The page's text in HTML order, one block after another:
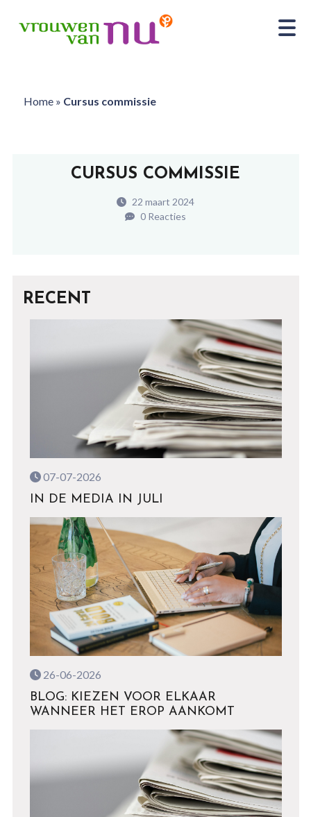
Home» Cursus commissie
CURSUS COMMISSIE
22 maart 2024
0 Reacties
RECENT
07-07-2026
IN DE MEDIA IN JULI
26-06-2026
BLOG: KIEZEN VOOR ELKAAR
WANNEER HET EROP AANKOMT